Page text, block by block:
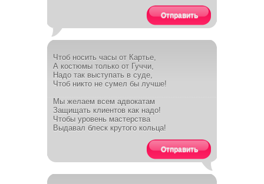
Отправить
Чтоб носить часы от Картье,
А костюмы только от Гуччи,
Надо так выступать в суде,
Чтоб никто не сумел бы лучше!
Мы желаем всем адвокатам
Защищать клиентов как надо!
Чтобы уровень мастерства
Выдавал блеск крутого кольца!
Отправить